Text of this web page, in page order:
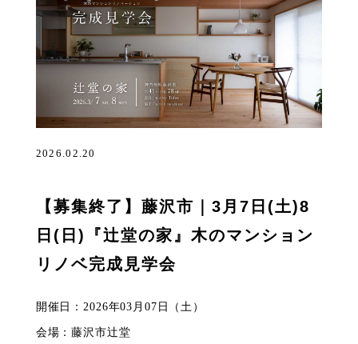
2026.02.20
【募集終了】藤沢市｜3月7日(土)8
日(日)『辻堂の家』木のマンション
リノベ完成見学会
開催日：2026年03月07日（土）
会場：藤沢市辻堂